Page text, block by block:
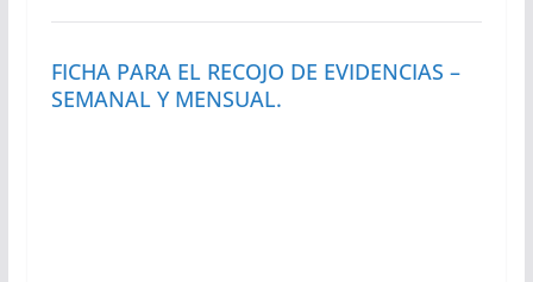
FICHA PARA EL RECOJO DE EVIDENCIAS –
SEMANAL Y MENSUAL.